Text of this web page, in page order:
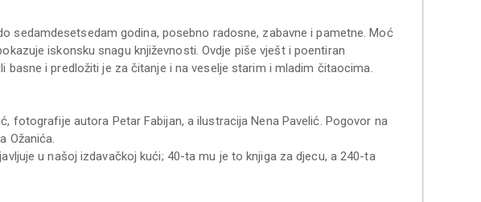
sedamdesetsedam godina, posebno radosne, zabavne i pametne. Moć
iskonsku snagu književnosti. Ovdje piše vješt i poentiran
i predložiti je za čitanje i na veselje starim i mladim čitaocima.
fotografije autora Petar Fabijan, a ilustracija Nena Pavelić. Pogovor na
Ožanića.
u našoj izdavačkoj kući; 40-ta mu je to knjiga za djecu, a 240-ta